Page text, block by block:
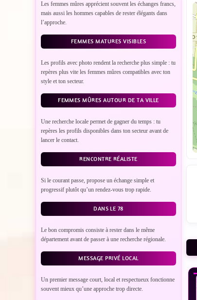
Les femmes mûres apprécient souvent les échanges francs,
mais aussi les hommes capables de rester élégants dans
l’approche.
FEMMES MATURES VISIBLES
Les profils avec photo rendent la recherche plus simple : tu
repères plus vite les femmes mûres compatibles avec ton
style et ton secteur.
FEMMES MÛRES AUTOUR DE TA VILLE
Une recherche locale permet de gagner du temps : tu
repères les profils disponibles dans ton secteur avant de
lancer le contact.
RENCONTRE RÉALISTE
Si le courant passe, propose un échange simple et
progressif plutôt qu’un rendez-vous trop rapide.
DANS LE 78
Le bon compromis consiste à rester dans le même
département avant de passer à une recherche régionale.
MESSAGE PRIVÉ LOCAL
Un premier message court, local et respectueux fonctionne
souvent mieux qu’une approche trop directe.